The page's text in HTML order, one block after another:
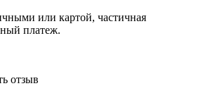
или картой, частичная
платеж.
отзыв